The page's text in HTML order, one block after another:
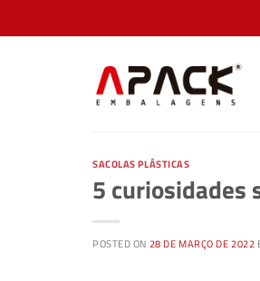
to
SACOLAS PLÁSTICAS
5 curiosidades
POSTED ON 28 DE MARÇO DE 2022